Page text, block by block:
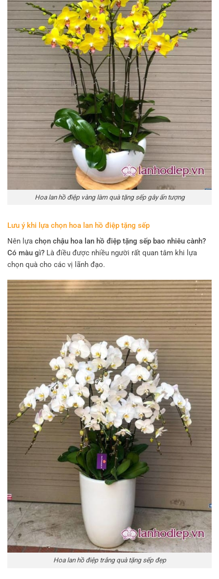
Hoa lan hồ điệp vàng làm quà tặng sếp gây ấn tượng
Lưu ý khi lựa chọn hoa lan hồ điệp tặng sếp
Nên lựa chọn chậu hoa lan hồ điệp tặng sếp bao nhiêu cành?
Có màu gì? Là điều được nhiều người rất quan tâm khi lựa
chọn quà cho các vị lãnh đạo.
Hoa lan hồ điệp trắng quà tặng sếp đẹp